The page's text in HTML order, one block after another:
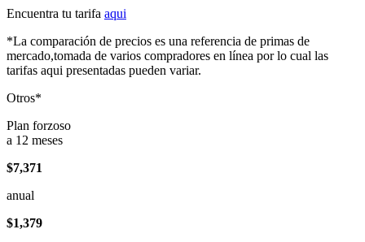
Encuentra tu tarifa aqui
*La comparación de precios es una referencia de primas de
mercado,tomada de varios compradores en línea por lo cual las
tarifas aqui presentadas pueden variar.
Otros*
Plan forzoso
a 12 meses
$7,371
anual
$1,379